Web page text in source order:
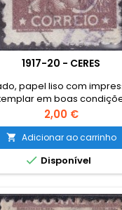
1917-20 - CERES
papel liso com
em boas
Preço
2,00 €
 Adicionar ao carrinho
 Disponível